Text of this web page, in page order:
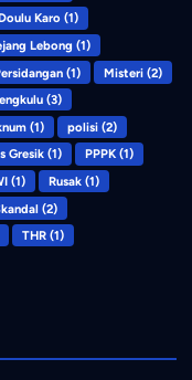
Karo (1)
Lebong (1)
(1) Misteri (2)
(3)
(1) polisi (2)
Gresik (1) PPPK (1)
(1) Rusak (1)
(2)
THR (1)